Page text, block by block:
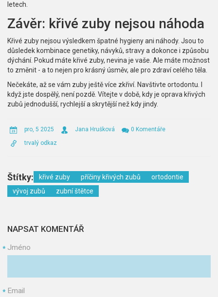
letech.
Závěr: křivé zuby nejsou náhoda
Křivé zuby nejsou výsledkem špatné hygieny ani náhody. Jsou to
důsledek kombinace genetiky, návyků, stravy a dokonce i způsobu
dýchání. Pokud máte křivé zuby, nevina je vaše. Ale máte možnost
to změnit - a to nejen pro krásný úsměv, ale pro zdraví celého těla.
Nečekáte, až se vám zuby ještě více zkřiví. Navštivte ortodontu. I
když jste dospělý, není pozdě. Vítejte v době, kdy je oprava křivých
zubů jednodušší, rychlejší a skrytější než kdy jindy.
pro, 5 2025 Jana Hrušková
0 Komentáře
trvalý odkaz
Štítky: křivé zuby příčiny křivých zubů
ortodontie
vývoj zubů
zubní štětce
NAPSAT KOMENTÁŘ
Jméno
*
Email
*